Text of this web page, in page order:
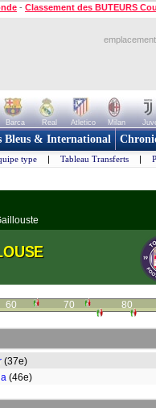
- Classement des BUTEURS
Barca Real Atletico Milan
Bleus & International
type | Tableau Transferts |
60 70 80
(37e)
(46e)